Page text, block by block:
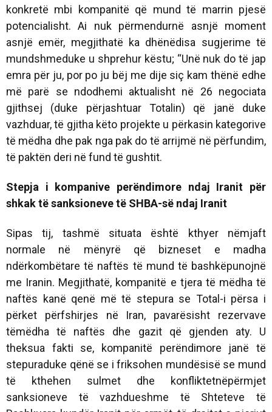
konkretë mbi kompanitë që mund të marrin pjesë
potencialisht. Ai nuk përmendurnë asnjë moment
asnjë emër, megjithatë ka dhënëdisa sugjerime të
mundshmeduke u shprehur këstu; “Unë nuk do të jap
emra për ju, por po ju bëj me dije siç kam thënë edhe
më parë se ndodhemi aktualisht në 26 negociata
gjithsej (duke përjashtuar Totalin) që janë duke
vazhduar, të gjitha këto projekte u përkasin kategorive
të mëdha dhe pak nga pak do të arrijmë në përfundim,
të paktën deri në fund të gushtit.
Stepja i kompanive perëndimore ndaj Iranit për
shkak të sanksioneve të SHBA-së ndaj Iranit
Sipas tij, tashmë situata është kthyer nëmjaft
normale në mënyrë që bizneset e madha
ndërkombëtare të naftës të mund të bashkëpunojnë
me Iranin. Megjithatë, kompanitë e tjera të mëdha të
naftës kanë qenë më të stepura se Total-i përsa i
përket përfshirjes në Iran, pavarësisht rezervave
tëmëdha të naftës dhe gazit që gjenden aty. U
theksua fakti se, kompanitë perëndimore janë të
stepuraduke qënë se i friksohen mundësisë se mund
të kthehen sulmet dhe konfliktetnëpërmjet
sanksioneve të vazhdueshme të Shteteve të